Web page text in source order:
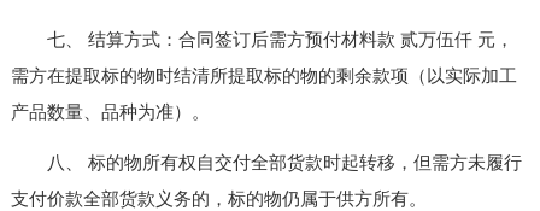
七、 结算方式：合同签订后需方预付材料款 贰万伍仟 元，
需方在提取标的物时结清所提取标的物的剩余款项（以实际加工
产品数量、品种为准）。
八、 标的物所有权自交付全部货款时起转移，但需方未履行
支付价款全部货款义务的，标的物仍属于供方所有。